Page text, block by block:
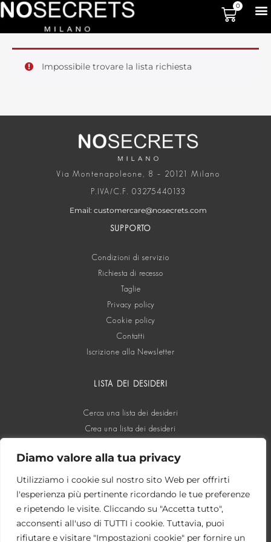
Diamo valore alla tua privacy
Utilizziamo i cookie sul nostro sito Web per offrirti
l'esperienza più pertinente ricordando le tue preferenze
e ripetendo le visite. Cliccando su "Accetta tutto",
acconsenti all'uso di TUTTI i cookie. Tuttavia, puoi
rifiutare e visitare "Impostazioni cookie" per fornire un
0
Impossibile trovare la lista richiesta
Via Montenapoleone, 8 – 20121 Milano
P.IVA/C.F. 03275440133
Email: customercare@nosecrets.com
SUPPORTO
Condizioni di servizio
Richiesta di recesso
Taglie
Privacy policy
Cookie policy
Contatti
Iscrizione alla Newsletter
LISTA DEI DESIDERI
Cerca una lista dei desideri
Crea una lista dei desideri
SOCIAL